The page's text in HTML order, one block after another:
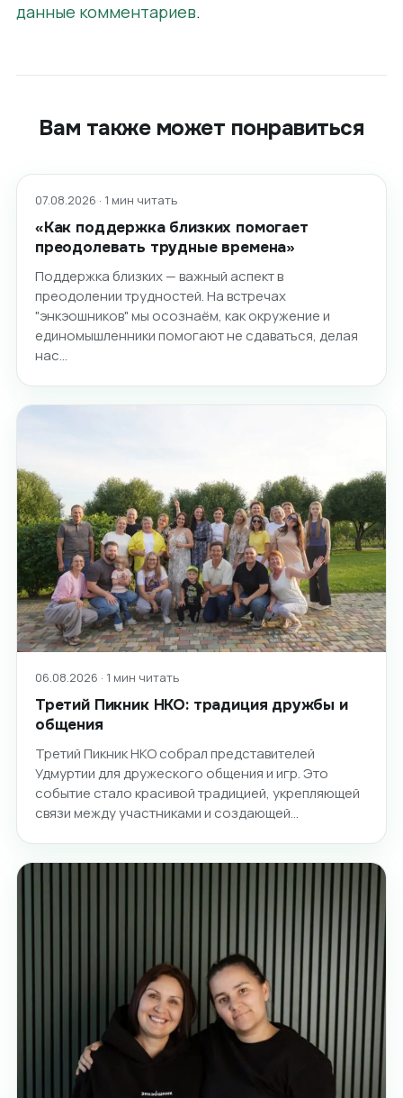
данные комментариев.
Вам также может понравиться
07.08.2026 · 1 мин читать
«Как поддержка близких помогает
преодолевать трудные времена»
Поддержка близких — важный аспект в
преодолении трудностей. На встречах
"энкэошников" мы осознаём, как окружение и
единомышленники помогают не сдаваться, делая
нас…
06.08.2026 · 1 мин читать
Третий Пикник НКО: традиция дружбы и
общения
Третий Пикник НКО собрал представителей
Удмуртии для дружеского общения и игр. Это
событие стало красивой традицией, укрепляющей
связи между участниками и создающей…